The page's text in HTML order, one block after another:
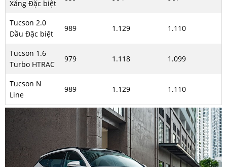
Xăng Đặc biệt
Tucson 2.0
Dầu Đặc biệt
989 1.129 1.110
Tucson 1.6
Turbo HTRAC
979 1.118 1.099
Tucson N
Line
989 1.129 1.110